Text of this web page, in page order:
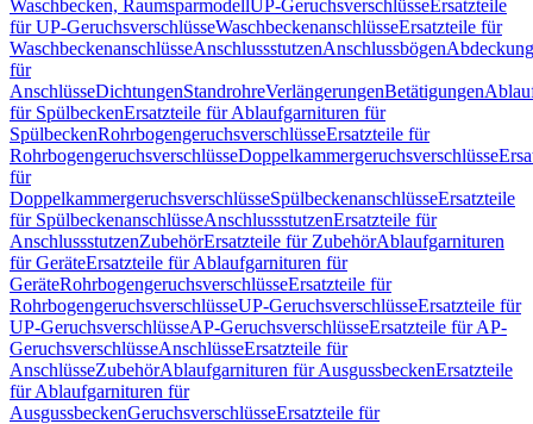
Waschbecken, RaumsparmodellUP-GeruchsverschlüsseErsatzteile
für UP-GeruchsverschlüsseWaschbeckenanschlüsseErsatzteile für
WaschbeckenanschlüsseAnschlussstutzenAnschlussbögen
für
AnschlüsseDichtungenStandrohreVerlängerungenBetätigungen
für SpülbeckenErsatzteile für Ablaufgarnituren für
SpülbeckenRohrbogengeruchsverschlüsseErsatzteile für
RohrbogengeruchsverschlüsseDoppelkammergeruchsverschlüsse
für
DoppelkammergeruchsverschlüsseSpülbeckenanschlüsseErsatzteile
für SpülbeckenanschlüsseAnschlussstutzenErsatzteile für
AnschlussstutzenZubehörErsatzteile für ZubehörAblaufgarnituren
für GeräteErsatzteile für Ablaufgarnituren für
GeräteRohrbogengeruchsverschlüsseErsatzteile für
RohrbogengeruchsverschlüsseUP-GeruchsverschlüsseErsatzteile für
UP-GeruchsverschlüsseAP-GeruchsverschlüsseErsatzteile für AP-
GeruchsverschlüsseAnschlüsseErsatzteile für
AnschlüsseZubehörAblaufgarnituren für AusgussbeckenErsatzteile
für Ablaufgarnituren für
AusgussbeckenGeruchsverschlüsseErsatzteile für